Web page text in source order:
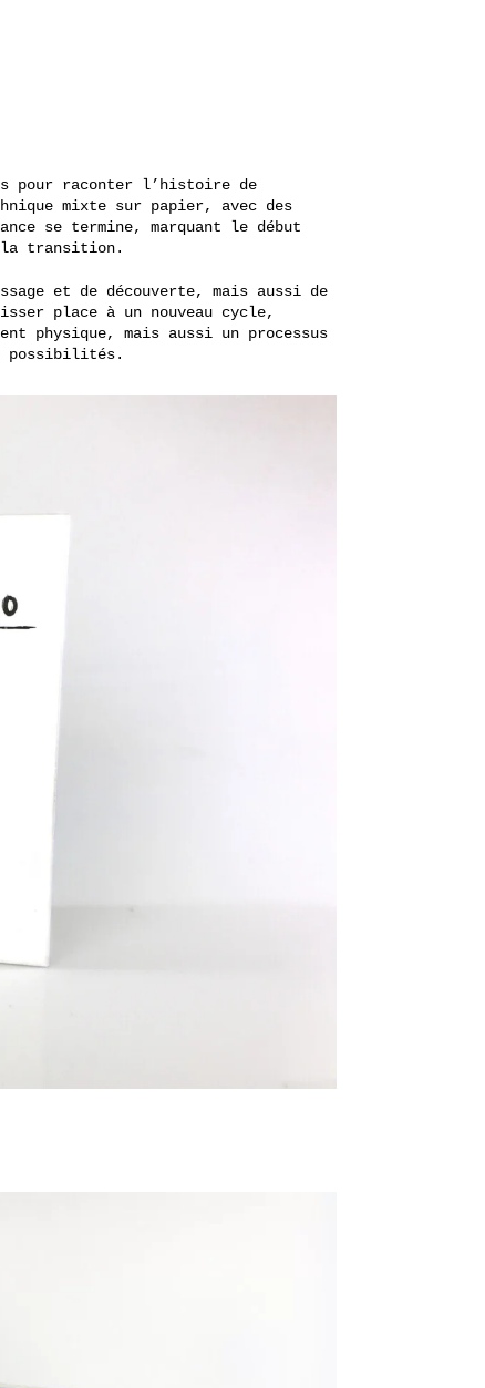
pour raconter l’histoire de
mixte sur papier, avec des
se termine, marquant le début
la transition.
et de découverte, mais aussi de
place à un nouveau cycle,
physique, mais aussi un processus
possibilités.